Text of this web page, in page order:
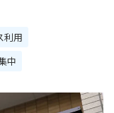
利用
中